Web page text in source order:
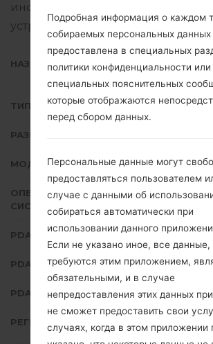
инструкция, как прошить
устройства Samsung
здесь
НАЗВАНИЕ ФАЙЛА
SM-
ТИП ПРОШИВКИ
РАЗМЕР ФАЙЛА
МОДЕЛЬ
ОПЕРАЦИОННАЯ
СИСТЕМА
PDA/AP ВЕРСИЯ
PDA/AP ВЕРСИЯ
PDA/AP ВЕРСИЯ
РЕГИОН
Подробная информация о каждом
собираемых персональных данных
предоставлена в специальных
политики конфиденциальности или
специальных пояснительных
которые отображаются
перед сбором данных.
Персональные данные могут
предоставляться пользователем
случае с данными об
собираться автоматически при
использовании данного
Если не указано иное, все данные,
требуются этим приложением,
обязательными, и в случае
непредоставления этих данных
не сможет предоставить свои
случаях, когда в этом приложении